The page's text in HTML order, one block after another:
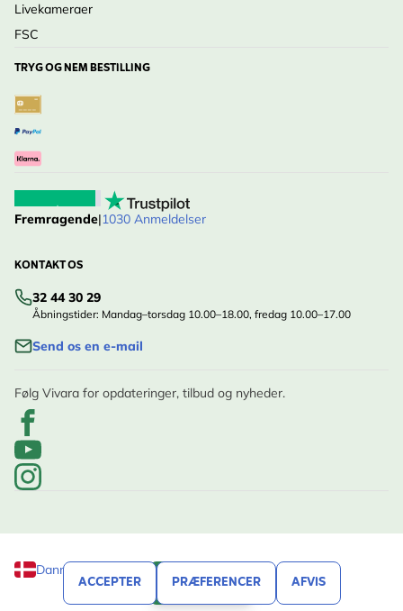
ACCEPTER PRÆFERENCER AFVIS
FILTRER
Livekameraer
FSC
TRYG OG NEM BESTILLING
Fremragende|1030 Anmeldelser
KONTAKT OS
32 44 30 29
Åbningstider: Mandag–torsdag 10.00–18.00, fredag 10.00–17.00
Send os en e-mail
Følg Vivara for opdateringer, tilbud og nyheder.
Danmark
© Vivara, 2020 - 2026